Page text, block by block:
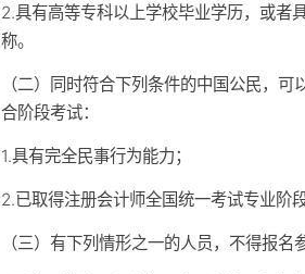
2.具有高等专科以上学校毕业学历，或者
称。
（二）同时符合下列条件的中国公民，
合阶段考试：
1.具有完全民事行为能力；
2.已取得注册会计师全国统一考试专业阶
（三）有下列情形之一的人员，不得报名